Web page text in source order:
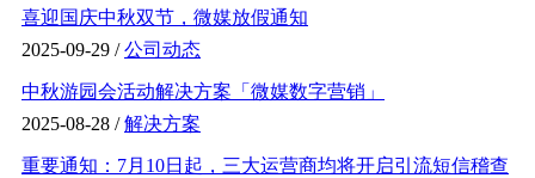
喜迎国庆中秋双节，微媒放假通知
2025-09-29 /公司动态
中秋游园会活动解决方案「微媒数字营销」
2025-08-28 /解决方案
重要通知：7月10日起，三大运营商均将开启引流短信稽查